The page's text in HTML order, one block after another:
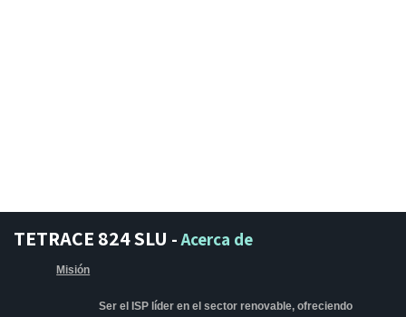
TETRACE 824 SLU -Acerca de
Misión
Ser el ISP líder en el sector renovable, ofreciendo